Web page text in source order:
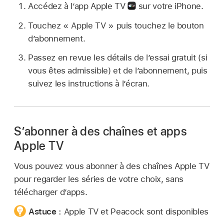
Accédez à l’app Apple TV
sur votre iPhone.
Touchez « Apple TV » puis touchez le bouton
d’abonnement.
Passez en revue les détails de l’essai gratuit (si
vous êtes admissible) et de l’abonnement, puis
suivez les instructions à l’écran.
S’abonner à des chaînes et apps
Apple TV
Vous pouvez vous abonner à des chaînes Apple TV
pour regarder les séries de votre choix, sans
télécharger d’apps.
Astuce : Apple TV et Peacock sont disponibles